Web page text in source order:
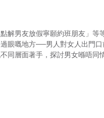
解男友放假寧願約班朋友」等
眼嘅地方──男人對女人出門
同層面著手，探討男女喺唔同